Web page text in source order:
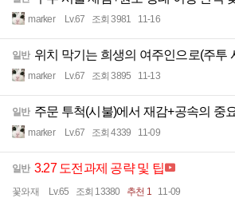
marker Lv.67 조회 3981 11-16
일반 위치 막기는 희생의 여주인으로(주투
marker Lv.67 조회 3895 11-13
일반 주문 투척(시불)에서 재감+공속의 중
marker Lv.67 조회 4339 11-09
일반 3.27 도전과제 공략 및 팁
꽃와재 Lv.65 조회 13380 추천 1 11-09